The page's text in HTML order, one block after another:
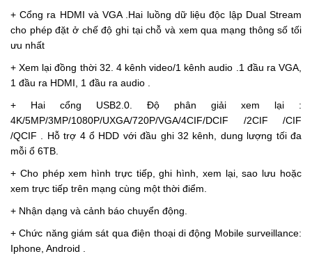
+ Cổng ra HDMI và VGA .Hai luồng dữ liệu độc lập Dual Stream
cho phép đặt ở chế độ ghi tại chỗ và xem qua mạng thông số tối
ưu nhất
+ Xem lại đồng thời 32. 4 kênh video/1 kênh audio .1 đầu ra VGA,
1 đầu ra HDMI, 1 đầu ra audio .
+ Hai cổng USB2.0. Độ phân giải xem lại :
4K/5MP/3MP/1080P/UXGA/720P/VGA/4CIF/DCIF /2CIF /CIF
/QCIF . Hỗ trợ 4 ổ HDD với đầu ghi 32 kênh, dung lượng tối đa
mỗi ổ 6TB.
+ Cho phép xem hình trực tiếp, ghi hình, xem lại, sao lưu hoặc
xem trực tiếp trên mạng cùng một thời điểm.
+ Nhận dạng và cảnh báo chuyển động.
+ Chức năng giám sát qua điện thoại di động Mobile surveillance:
Iphone, Android .